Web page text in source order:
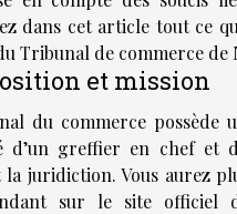
dans cet article tout ce
Tribunal de commerce de
et mission
du commerce possède
d’un greffier en chef et
la juridiction. Vous aurez
sur le site officiel